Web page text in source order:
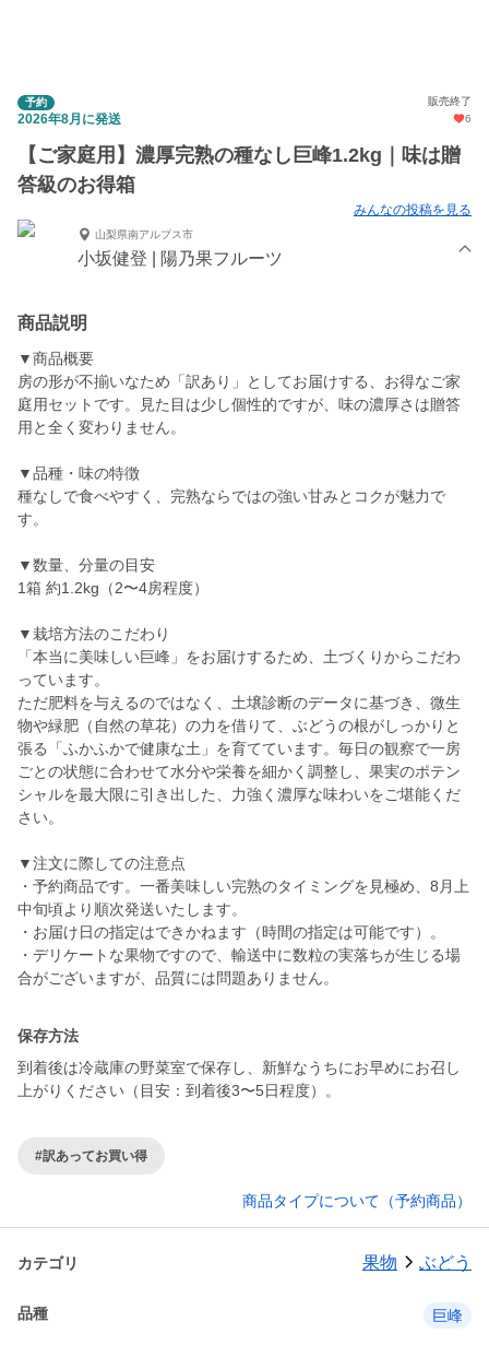
予約 販売終了
2026年8月に発送 6
【ご家庭用】濃厚完熟の種なし巨峰1.2kg｜味は贈
答級のお得箱
みんなの投稿を見る
山梨県南アルプス市
小坂健登 | 陽乃果フルーツ
商品説明
▼商品概要
房の形が不揃いなため「訳あり」としてお届けする、お得なご家
庭用セットです。見た目は少し個性的ですが、味の濃厚さは贈答
用と全く変わりません。
▼品種・味の特徴
種なしで食べやすく、完熟ならではの強い甘みとコクが魅力で
す。
▼数量、分量の目安
1箱 約1.2kg（2〜4房程度）
▼栽培方法のこだわり
「本当に美味しい巨峰」をお届けするため、土づくりからこだわ
っています。
ただ肥料を与えるのではなく、土壌診断のデータに基づき、微生
物や緑肥（自然の草花）の力を借りて、ぶどうの根がしっかりと
張る「ふかふかで健康な土」を育てています。毎日の観察で一房
ごとの状態に合わせて水分や栄養を細かく調整し、果実のポテン
シャルを最大限に引き出した、力強く濃厚な味わいをご堪能くだ
さい。
▼注文に際しての注意点
・予約商品です。一番美味しい完熟のタイミングを見極め、8月上
中旬頃より順次発送いたします。
・お届け日の指定はできかねます（時間の指定は可能です）。
・デリケートな果物ですので、輸送中に数粒の実落ちが生じる場
合がございますが、品質には問題ありません。
保存方法
到着後は冷蔵庫の野菜室で保存し、新鮮なうちにお早めにお召し
上がりください（目安：到着後3〜5日程度）。
#訳あってお買い得
商品タイプについて（予約商品）
カテゴリ 果物 ぶどう
品種 巨峰